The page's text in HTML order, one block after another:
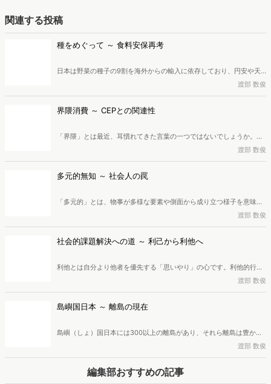
関連する投稿
種をめぐって ～ 食料安保再考
日本は野菜の種子の9割を海外からの輸入に依存しており、円安や天
候不順による種子の調達難は食料安全保障を揺るがす深刻な課題で
す。また、F1種の普及による在来種の衰退も問題のひとつとなってい
ます。この危機に対し、急がれる対策とは何か。広告・マーケティン
グ業界に40年近く従事し、現在は株式会社創造開発研究所所長、一般
部数俊氏が解説します。
渡部 数俊
界隈消費 ～ CEPとの関連性
「界隈」とは最近、耳慣れてきた言葉の一つではないでしょうか。そ
の「界隈」と「消費」が組み合わさった「界隈消費」。この消費行動
では、利便性や機能性といった従来の動機ではなく、「コミュニティ
への共感」や「仲間との一体感・繋がりを得たい瞬間」が強力な
「CEP（カテゴリー・エントリー・ポイント）」として機能します。
会社創造開発研究所所長、一般社団法人マーケティング共創協会理
事・研究フェローを務めている渡部数俊氏が「界隈」について詳しく
掘り下げ、「界隈消費」におけるCEPについて解説します。
渡部 数俊
多元的無知 ～ 社会人の罠
「多元的」とは、物事が多様な要素や側面から成り立つ様子を意味
し、「多元的価値」は、単一ではなく複数の価値観が同等に正しく存
在し、互いに矛盾し合うという思想です。また、相互に独立して競合
しうる複数の源泉が存在することを認める考え方であるのが「多元
論・多元主義」。これらの多角的な見識が社会・経済活動にどのよう
重要なのか。広告・マーケティング業界に40年近く従事し、現在は株
式会社創造開発研究所所長、一般社団法人マーケティング共創協会理
事・研究フェローを務めている渡部数俊氏が解説します。
渡部 数俊
社会的課題解決への道 ～ 利己から利他へ
利他とは自分より他者を優先する「思いやり」の心です。利他的行動
は、脳が寄付を快感と捉える温情効果や共感、評判を気にする心理に
よって促されることが科学的にも証明されています。近年は、この利
他的動機から社会課題の解決を目指す社会起業家が増加。テクノロジ
ーの活用や制度改革によって、利己的から利他的な社会への移行を可
題解決の関係について、広告・マーケティング業界に40年近く従事
し、現在は株式会社創造開発研究所所長、一般社団法人マーケティン
グ共創協会理事・研究フェローを務めている渡部数俊氏が解説しま
渡部 数俊
島嶼国日本 ～ 離島の現在
島嶼（しょ）国日本には300以上の離島があり、それら離島は豊かな
自然や独自文化を育み、広大なEEZや海洋資源の確保にも重要な役割
を果たしています。しかし離島では人口減少と高齢化が急速に進み、
深刻な課題が発生しています。また国境管理や海の安全維持への影響
も無視できません。現在の離島では何が起こっているのか、広告・マ
渡部 数俊
編集部おすすめの記事